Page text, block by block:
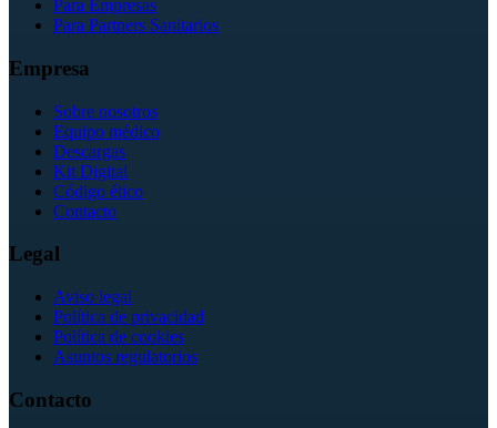
Para Empresas
Para Partners Sanitarios
Empresa
Sobre nosotros
Equipo médico
Descargas
Kit Digital
Código ético
Contacto
Legal
Aviso legal
Política de privacidad
Política de cookies
Asuntos regulatorios
Contacto